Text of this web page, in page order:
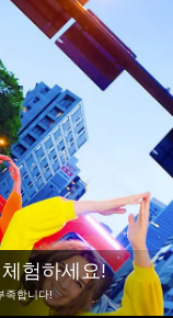
가격
자주 묻는 질문
약
쿄 아키하바라#1
도쿄 시부야
도쿄 베이
오사카
험하세요!
족합니다!